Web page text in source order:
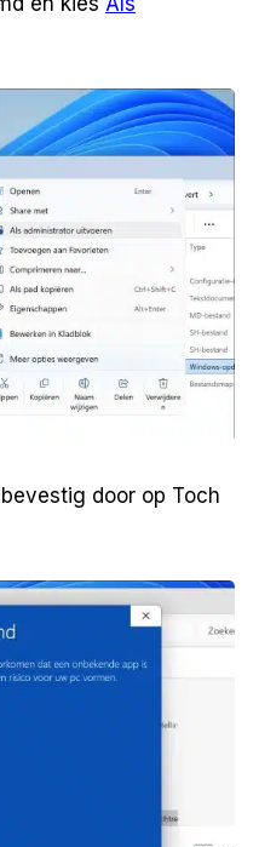
door op Toch